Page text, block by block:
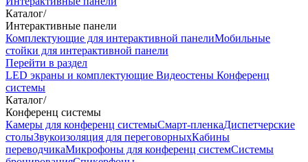
Каталог/
Интерактивные панели
Комплектующие для интерактивной панелиМобильные
стойки для интерактивной панели
Перейти в раздел
LED экраны и комплектующие Видеостены Конференц
системы
Каталог/
Конференц системы
Камеры для конференц системыCмарт-пленкаДиспетчерские
столыЗвукоизоляция для переговорныхКабины
переводчикаМикрофоны для конференц системСистемы